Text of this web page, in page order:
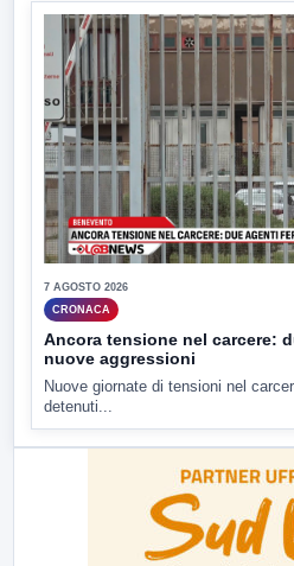
7 AGOSTO 2026
CRONACA
Ancora tensione nel carcere:
nuove aggressioni
Nuove giornate di tensioni nel
detenuti...